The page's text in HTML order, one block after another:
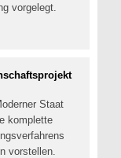
vorgelegt.
Staat
komplette
vorstellen.